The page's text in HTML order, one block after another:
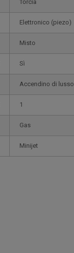
Torcia
elettronico (piezo)
misto
sì
accendino di lusso
1
gas
minijet